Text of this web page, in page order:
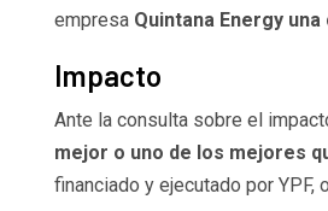
empresa Quintana Energy
Impacto
Ante la consulta sobre el
mejor o uno de los mejores
financiado y ejecutado por YPF,